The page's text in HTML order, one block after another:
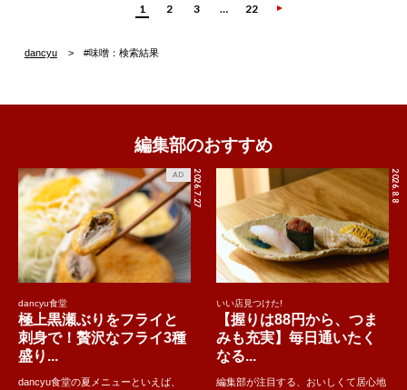
1 2 3 … 22
dancyu #味噌：検索結果
編集部のおすすめ
2026.7.27
AD
dancyu食堂
極上黒瀬ぶりをフライと
刺身で！贅沢なフライ3種
盛り...
dancyu食堂の夏メニューといえば、
2026.8.8
いい店見つけた!
【握りは88円から、つま
みも充実】毎日通いたく
なる...
編集部が注目する、おいしくて居心地